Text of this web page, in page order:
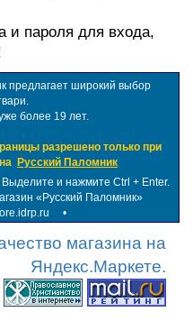
и пароля для входа,
предлагает широкий выбор
более 19 лет.
разрешено только при
Русский Паломник
и нажмите Ctrl + Enter.
«Русский Паломник»
•